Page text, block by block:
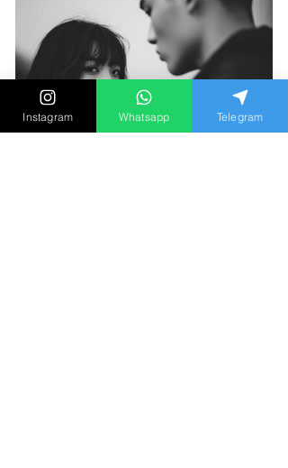
Instagram Whatsapp Telegram